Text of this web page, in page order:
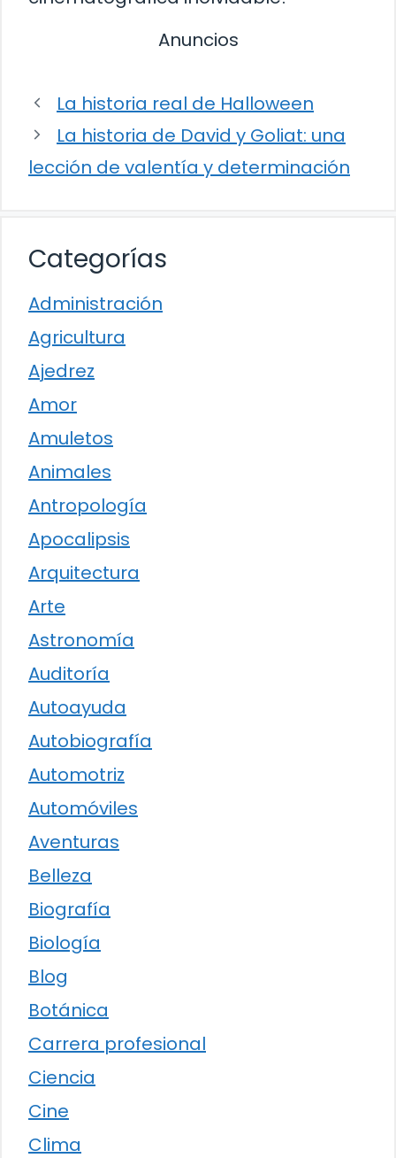
Anuncios
La historia real de Halloween
La historia de David y Goliat: una
lección de valentía y determinación
Categorías
Administración
Agricultura
Ajedrez
Amor
Amuletos
Animales
Antropología
Apocalipsis
Arquitectura
Arte
Astronomía
Auditoría
Autoayuda
Autobiografía
Automotriz
Automóviles
Aventuras
Belleza
Biografía
Biología
Blog
Botánica
Carrera profesional
Ciencia
Cine
Clima